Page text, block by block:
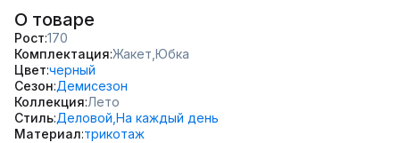
О товаре
Рост 170
Комплектация Жакет, Юбка
Цвет черный
Сезон Демисезон
Коллекция Лето
Стиль Деловой, На каждый день
Материал трикотаж